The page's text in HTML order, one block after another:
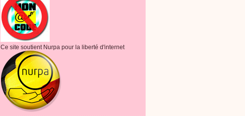
Ce site soutient Nurpa pour la liberté d'internet